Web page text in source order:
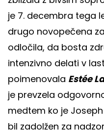
je 7. decembra tega
drugo novopečena
odločila, da bosta
intenzivno delati v
poimenovala Estée
je prevzela
medtem ko je
bil zadolžen za